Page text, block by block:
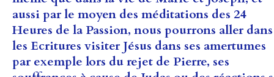
aussi par le moyen des méditations des 24
Heures de la Passion, nous pourrons aller dans
les Ecritures visiter Jésus dans ses amertumes
par exemple lors du rejet de Pierre, ses